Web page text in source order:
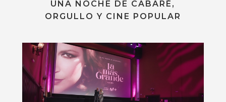
UNA NOCHE DE CABARÉ,
ORGULLO Y CINE POPULAR